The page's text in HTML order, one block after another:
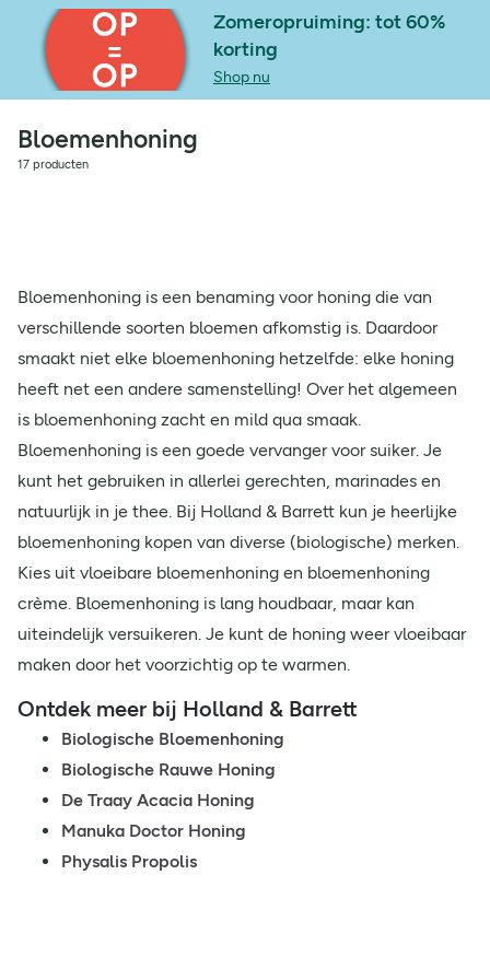
Zomeropruiming: tot 60%
korting
Shop nu
Bloemenhoning
17 producten
Bloemenhoning is een benaming voor honing die van
verschillende soorten bloemen afkomstig is. Daardoor
smaakt niet elke bloemenhoning hetzelfde: elke honing
heeft net een andere samenstelling! Over het algemeen
is bloemenhoning zacht en mild qua smaak.
Bloemenhoning is een goede vervanger voor suiker. Je
kunt het gebruiken in allerlei gerechten, marinades en
natuurlijk in je thee. Bij Holland & Barrett kun je heerlijke
bloemenhoning kopen van diverse (biologische) merken.
Kies uit vloeibare bloemenhoning en bloemenhoning
crème. Bloemenhoning is lang houdbaar, maar kan
uiteindelijk versuikeren. Je kunt de honing weer vloeibaar
maken door het voorzichtig op te warmen.
Ontdek meer bij Holland & Barrett
Biologische Bloemenhoning
Biologische Rauwe Honing
De Traay Acacia Honing
Manuka Doctor Honing
Physalis Propolis